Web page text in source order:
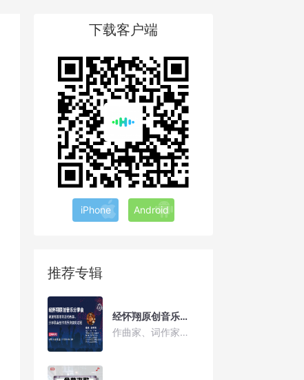
下载客户端
iPhone Android
推荐专辑
经怀翔原创音乐分享会
作曲家、词作家。中国音乐著作权协会、浙江省音乐家协会、杭州市音乐家协会会员；杭州市滨江区文联委员、杭州市滨江区音乐家协会理事。